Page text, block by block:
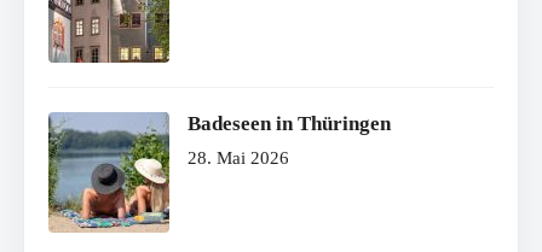
Badeseen in Thüringen
28. Mai 2026